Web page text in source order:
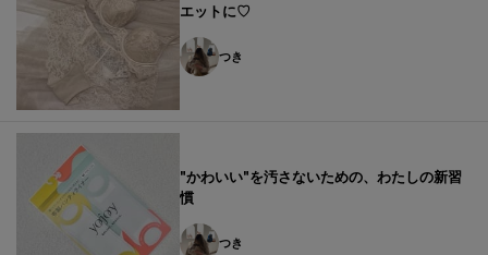
エットに♡
つき
"かわいい"を汚さないための、わたしの新習
慣
つき